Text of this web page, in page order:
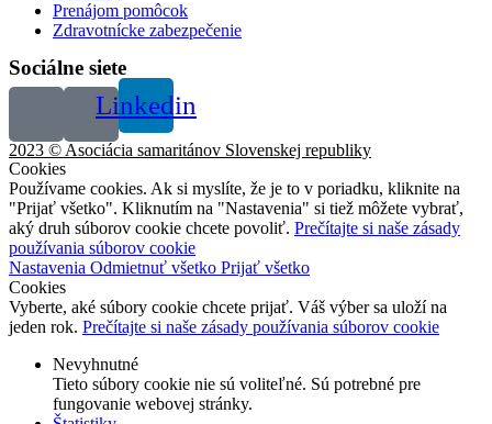
Prenájom pomôcok
Zdravotnícke zabezpečenie
Sociálne siete
Linkedin
2023 © Asociácia samaritánov Slovenskej republiky
Cookies
Používame cookies. Ak si myslíte, že je to v poriadku, kliknite na
"Prijať všetko". Kliknutím na "Nastavenia" si tiež môžete vybrať,
aký druh súborov cookie chcete povoliť. Prečítajte si naše zásady
používania súborov cookie
Nastavenia Odmietnuť všetko Prijať všetko
Cookies
Vyberte, aké súbory cookie chcete prijať. Váš výber sa uloží na
jeden rok. Prečítajte si naše zásady používania súborov cookie
Nevyhnutné
Tieto súbory cookie nie sú voliteľné. Sú potrebné pre
fungovanie webovej stránky.